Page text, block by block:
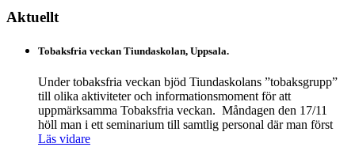
Aktuellt
Tobaksfria veckan Tiundaskolan, Uppsala.
Under tobaksfria veckan bjöd Tiundaskolans ”tobaksgrupp”
till olika aktiviteter och informationsmoment för att
uppmärksamma Tobaksfria veckan. Måndagen den 17/11
höll man i ett seminarium till samtlig personal där man först
Läs vidare